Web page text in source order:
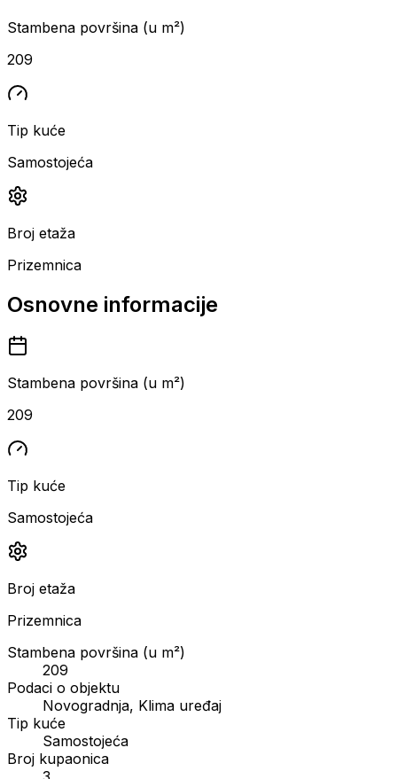
Stambena površina (u m²)
209
Tip kuće
Samostojeća
Broj etaža
Prizemnica
Osnovne informacije
Stambena površina (u m²)
209
Tip kuće
Samostojeća
Broj etaža
Prizemnica
Stambena površina (u m²)
209
Podaci o objektu
Novogradnja, Klima uređaj
Tip kuće
Samostojeća
Broj kupaonica